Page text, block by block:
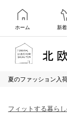
ホーム 新
夏のファッション入
フィットする暮ら